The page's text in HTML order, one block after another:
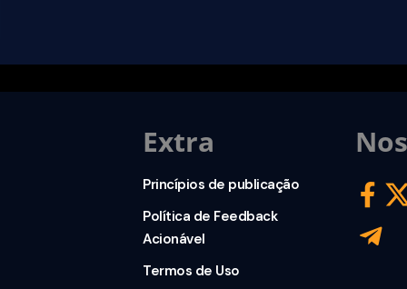
Extra
Princípios de publicação
Política de Feedback
Acionável
Termos de Uso